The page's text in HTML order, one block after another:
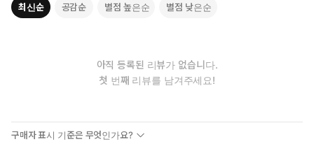
최신순 공감순 별점 높은순 별점 낮은순
아직 등록된 리뷰가 없습니다.
첫 번째 리뷰를 남겨주세요!
구매자 표시 기준은 무엇인가요?